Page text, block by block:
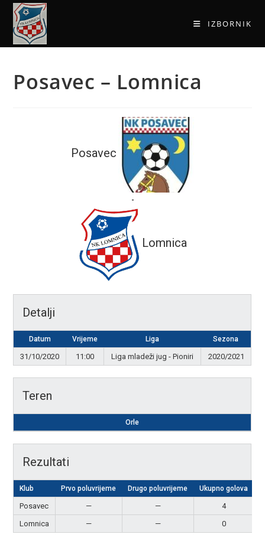
IZBORNIK
Posavec – Lomnica
Posavec
-
Lomnica
Detalji
Datum Vrijeme Liga Sezona
31/10/2020 11:00 Liga mladeži jug - Pioniri 2020/2021
Teren
Orle
Rezultati
Klub Prvo poluvrijeme Drugo poluvrijeme Ukupno golova
Posavec — — 4
Lomnica
— — 0